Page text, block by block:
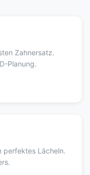
Zahnersatz.
Planung.
perfektes Lächeln.